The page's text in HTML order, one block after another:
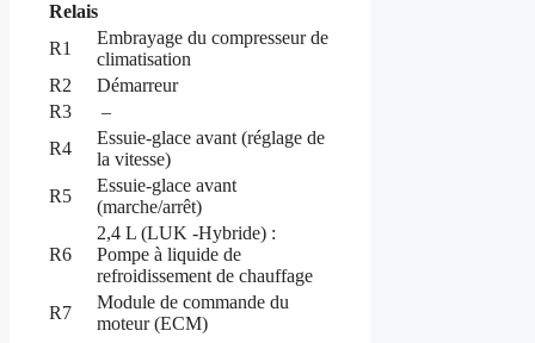
Relais
R1
Embrayage du compresseur de
climatisation
R2
Démarreur
R3
–
R4
Essuie-glace avant (réglage de
la vitesse)
R5
Essuie-glace avant
(marche/arrêt)
R6
2,4 L (LUK -Hybride) :
Pompe à liquide de
refroidissement de chauffage
R7
Module de commande du
moteur (ECM)